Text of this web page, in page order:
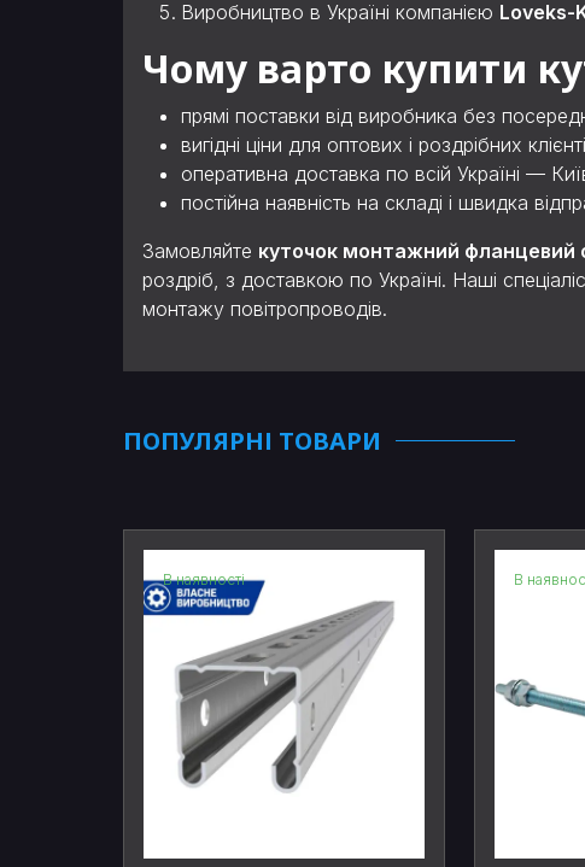
Виробництво в Україні компанією Loveks-
Чому варто купити
прямі поставки від виробника без
вигідні ціни для оптових і роздрібних
оперативна доставка по всій Україні —
постійна наявність на складі і швидка
Замовляйте куточок монтажний
роздріб, з доставкою по Україні. Наші
монтажу повітропроводів.
ПОПУЛЯРНІ ТОВАРИ
В наявності В